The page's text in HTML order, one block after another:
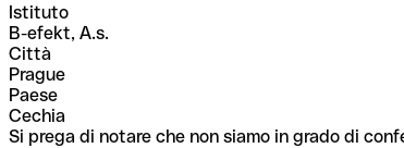
Istituto
B-efekt, A.s.
Città
Prague
Paese
Cechia
Si prega di notare che non siamo in grado di